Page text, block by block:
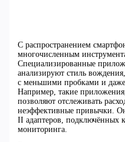
С распространением
многочисленным
Специализированные
анализируют стиль
с меньшими пробками и даже
Например, такие
позволяют отслеживать
неэффективные привычки.
II адаптеров, подключённых
мониторинга.